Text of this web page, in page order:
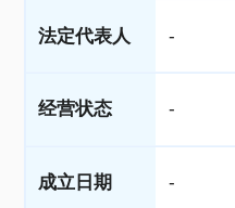
法定代表人 -
经营状态 -
成立日期 -